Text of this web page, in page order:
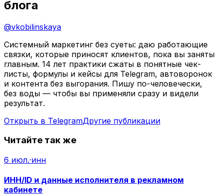
блога
@vkobilinskaya
Системный маркетинг без суеты: даю работающие
связки, которые приносят клиентов, пока вы заняты
главным. 14 лет практики сжаты в понятные чек-
листы, формулы и кейсы для Telegram, автоворонок
и контента без выгорания. Пишу по-человечески,
без воды — чтобы вы применяли сразу и видели
результат.
Открыть в TelegramДругие публикации
Читайте так же
6 июл.·инн
ИНН/ID и данные исполнителя в рекламном
кабинете